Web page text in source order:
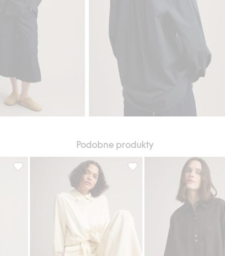
Podobne produkty
Koszula z mieszanki bawełny, Dodaj do listy ulubione
Koszula z mieszanki